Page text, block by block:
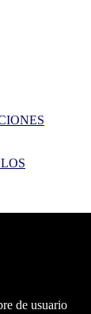
de usuario